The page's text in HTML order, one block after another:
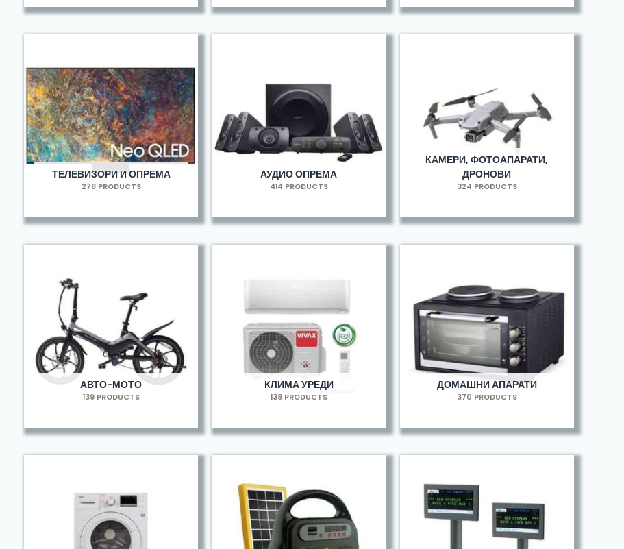
ТЕЛЕВИЗОРИ И ОПРЕМА
278 PRODUCTS
АУДИО ОПРЕМА
414 PRODUCTS
КАМЕРИ, ФОТОАПАРАТИ,
ДРОНОВИ
324 PRODUCTS
АВТО-МОТО
139 PRODUCTS
КЛИМА УРЕДИ
138 PRODUCTS
ДОМАШНИ АПАРАТИ
370 PRODUCTS